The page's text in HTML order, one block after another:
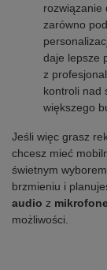
rozwiązanie
zarówno
daje lepsze
z
kontroli nad
większego
Jeśli więc grasz
chcesz mieć
świetnym
brzmieniu i
audio z
możliwości.